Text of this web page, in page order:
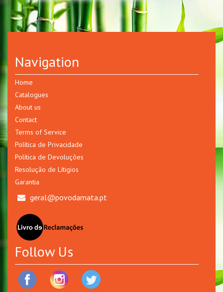
Navigation
Home
Catalogues
About us
Contact
Terms of Service
Política de Privacidade
Política de Devoluções
Resolução de Lítigios
Garantia
geral@povodamata.pt
Follow Us